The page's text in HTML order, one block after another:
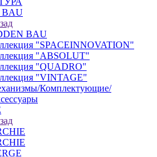
BAU
BAU
"SPACEINNOVATION"
"ABSOLUT"
"QUADRO"
"VINTAGE"
Комплектующие/